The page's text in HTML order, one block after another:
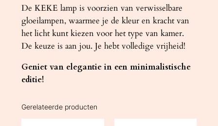
De KEKE lamp is voorzien van verwisselbare
gloeilampen, waarmee je de kleur en kracht van
het licht kunt kiezen voor het type van kamer.
De keuze is aan jou. Je hebt volledige vrijheid!
Geniet van elegantie in een minimalistische
editie!
Gerelateerde producten